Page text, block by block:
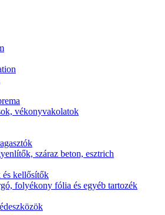
vékonyvakolatok
száraz beton, esztrich
kellősítők
folyékony fólia és egyéb tartozék